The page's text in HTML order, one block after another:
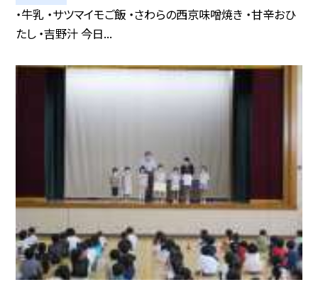
・牛乳 ・サツマイモご飯 ・さわらの西京味噌焼き ・甘辛おひ
たし ・吉野汁 今日...